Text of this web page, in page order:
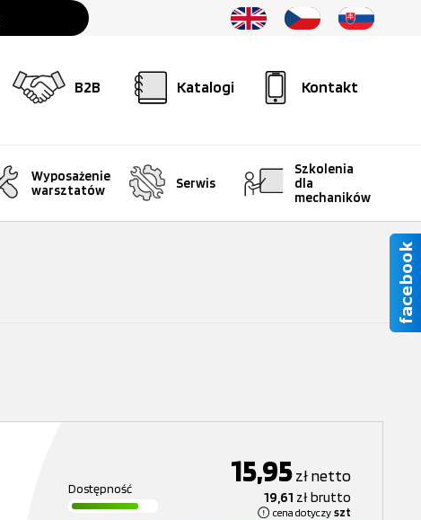
B2B Katalogi Kontakt
Wyposażenie
warsztatów
Serwis
Szkolenia
dla
mechaników
Dostępność 15,95złnetto
19,61 złbrutto
cena dotyczy szt